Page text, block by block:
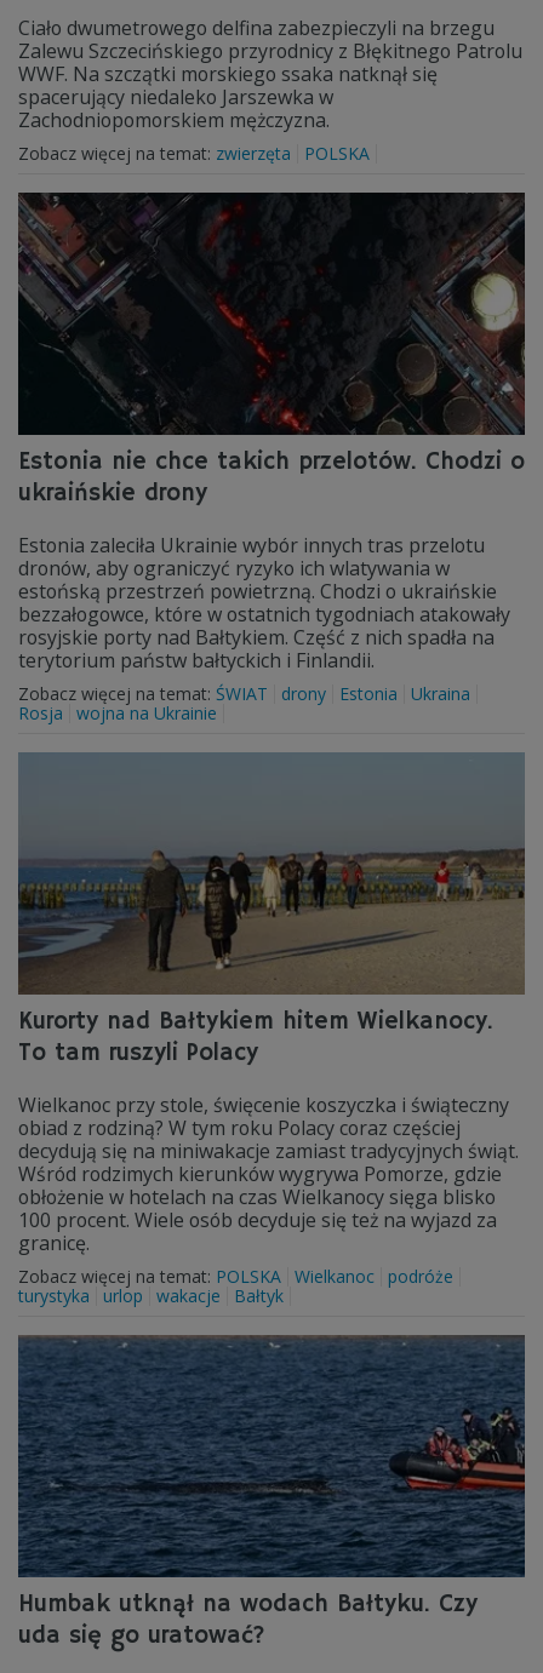
Ciało dwumetrowego delfina zabezpieczyli na brzegu
Zalewu Szczecińskiego przyrodnicy z Błękitnego Patrolu
WWF. Na szczątki morskiego ssaka natknął się
spacerujący niedaleko Jarszewka w
Zachodniopomorskiem mężczyzna.
Zobacz więcej na temat: zwierzęta POLSKA
Estonia nie chce takich przelotów. Chodzi o
ukraińskie drony
Estonia zaleciła Ukrainie wybór innych tras przelotu
dronów, aby ograniczyć ryzyko ich wlatywania w
estońską przestrzeń powietrzną. Chodzi o ukraińskie
bezzałogowce, które w ostatnich tygodniach atakowały
rosyjskie porty nad Bałtykiem. Część z nich spadła na
terytorium państw bałtyckich i Finlandii.
Zobacz więcej na temat: ŚWIAT drony Estonia
Ukraina
Rosja
wojna na Ukrainie
Kurorty nad Bałtykiem hitem Wielkanocy.
To tam ruszyli Polacy
Wielkanoc przy stole, święcenie koszyczka i świąteczny
obiad z rodziną? W tym roku Polacy coraz częściej
decydują się na miniwakacje zamiast tradycyjnych świąt.
Wśród rodzimych kierunków wygrywa Pomorze, gdzie
obłożenie w hotelach na czas Wielkanocy sięga blisko
100 procent. Wiele osób decyduje się też na wyjazd za
granicę.
Zobacz więcej na temat: POLSKA Wielkanoc
podróże
turystyka
urlop wakacje Bałtyk
Humbak utknął na wodach Bałtyku. Czy
uda się go uratować?